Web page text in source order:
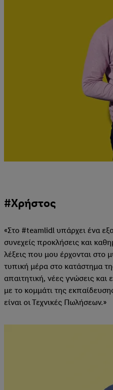
#Χρήστος
«Στο #teamlidl υπάρχει ένα
συνεχείς προκλήσεις και
λέξεις που μου έρχονται στο
τυπική μέρα στο κατάστημα
απαιτητική, νέες γνώσεις
με το κομμάτι της
είναι οι Τεχνικές Πωλήσεων.»